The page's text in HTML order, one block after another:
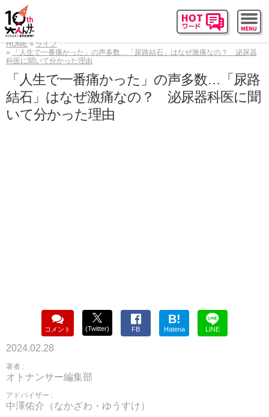
HOME
ライフ
「人生で一番痛かった」の声多数…「尿路結石」はなぜ激痛なの？ 泌尿器
科医に聞いて分かった理由
「人生で一番痛かった」の声多数…「尿路
結石」はなぜ激痛なの？ 泌尿器科医に聞
いて分かった理由
コメント (Twitter) FB
B!
Hatena LINE
2024.02.28
著者 :
オトナンサー編集部
アドバイザー :
中澤佑介（なかざわ・ゆうすけ）